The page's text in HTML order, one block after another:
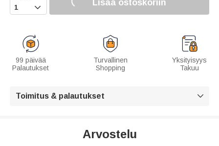
 Lisää ostoskoriin
99 päivää
Palautukset
Turvallinen
Shopping
Yksityisyys
Takuu
Toimitus & palautukset 
Arvostelu